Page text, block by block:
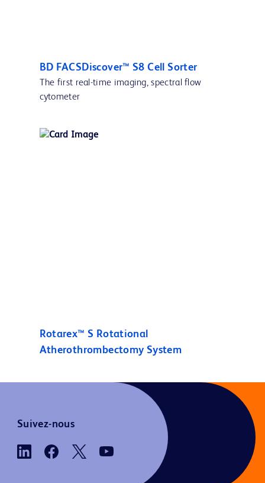
BD FACSDiscover™ S8 Cell Sorter
The first real-time imaging, spectral flow
cytometer
Rotarex™ S Rotational
Atherothrombectomy System
Suivez-nous